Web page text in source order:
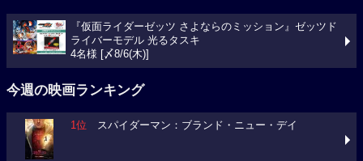
『仮面ライダーゼッツ さよならのミッション』ゼッツド
ライバーモデル 光るタスキ
4名様 [〆8/6(木)]
今週の映画ランキング
1位 スパイダーマン：ブランド・ニュー・デイ